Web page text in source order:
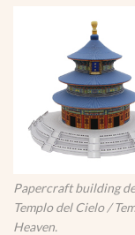
Papercraft building
Templo del Cielo /
Heaven.